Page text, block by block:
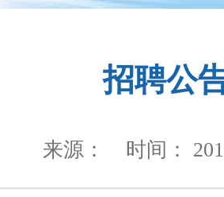
招聘公
来源： 时间：